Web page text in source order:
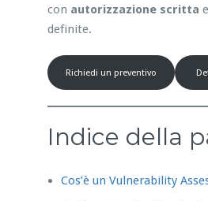
con autorizzazione scritta
definite.
Richiedi un preventivo
Indice della
Cos’è un Vulnerability